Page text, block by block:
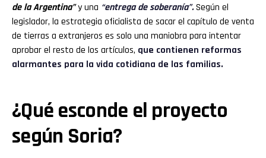
de la Argentina”y una “entrega de soberanía”.Según el
legislador, la estrategia oficialista de sacar el capítulo de venta
de tierras a extranjeros es solo una maniobra para intentar
aprobar el resto de los artículos, que contienen reformas
alarmantes para la vida cotidiana de las familias.
¿Qué esconde el proyecto
según Soria?